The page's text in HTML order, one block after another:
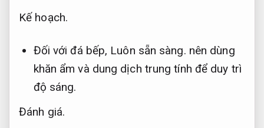
Kế hoạch.
Đối với đá bếp, Luôn sẵn sàng. nên dùng
khăn ẩm và dung dịch trung tính để duy trì
độ sáng.
Đánh giá.